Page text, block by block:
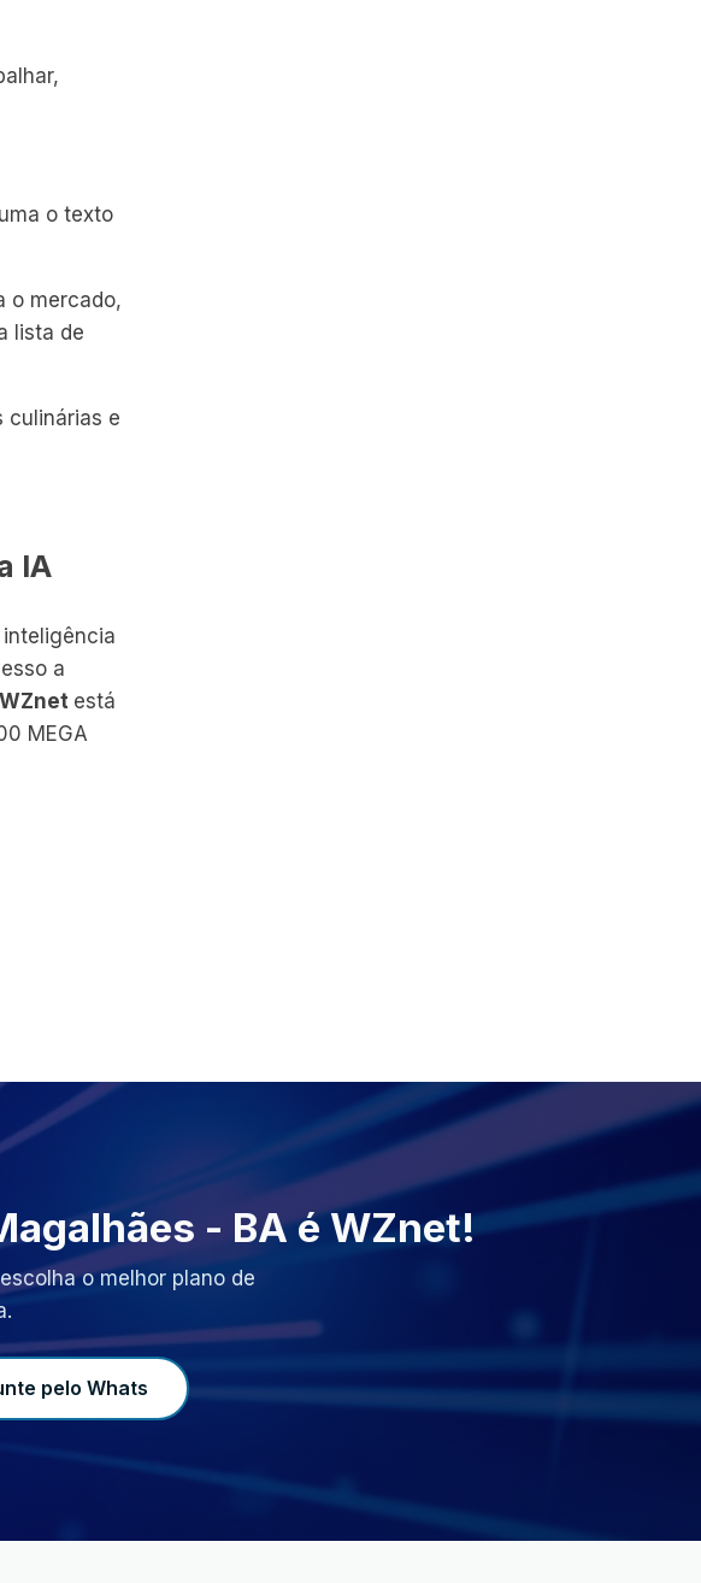
o texto
o mercado,
lista de
culinárias e
IA
a
WZnet está
MEGA
- BA é WZnet!
o melhor plano de
pelo Whats